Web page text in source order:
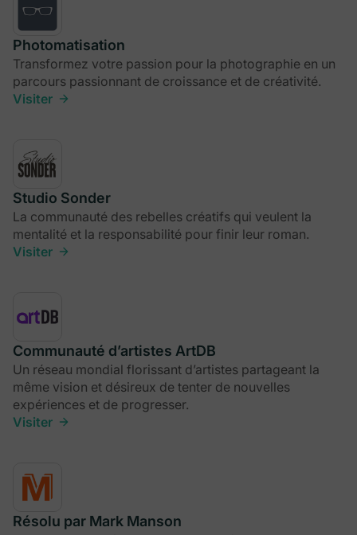
Photomatisation
Transformez votre passion pour la photographie en un
parcours passionnant de croissance et de créativité.
Visiter
Studio Sonder
La communauté des rebelles créatifs qui veulent la
mentalité et la responsabilité pour finir leur roman.
Visiter
Communauté d’artistes ArtDB
Un réseau mondial florissant d’artistes partageant la
même vision et désireux de tenter de nouvelles
expériences et de progresser.
Visiter
Résolu par Mark Manson